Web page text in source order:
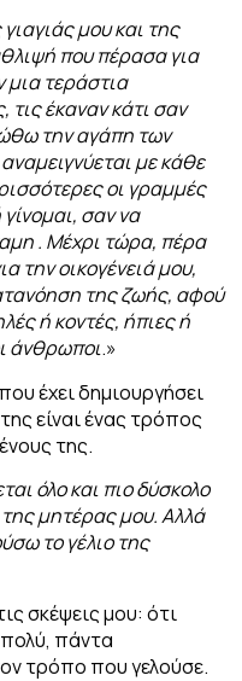
μου και της
που πέρασα για
μια τεράστια
έκαναν κάτι σαν
την αγάπη των
με κάθε
οι γραμμές
σαν να
. Μέχρι τώρα, πέρα
την οικογένειά μου,
της ζωής, αφού
ή κοντές, ήπιες ή
άνθρωποι.»
έχει δημιουργήσει
της είναι ένας τρόπος
της.
όλο και πιο δύσκολο
μητέρας μου. Αλλά
το γέλιο της
σκέψεις μου: ότι
πολύ, πάντα
τρόπο που γελούσε.